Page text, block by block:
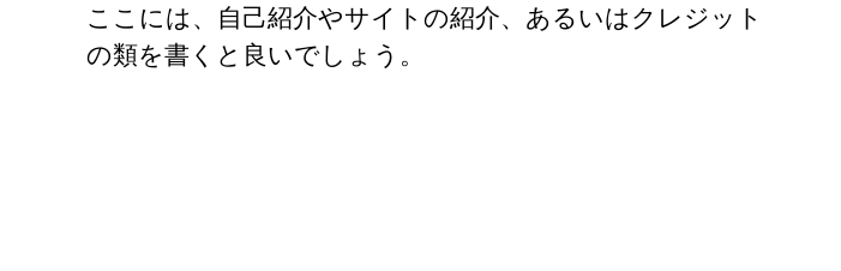
ここには、自己紹介やサイトの紹介、あるいはクレジット
の類を書くと良いでしょう。